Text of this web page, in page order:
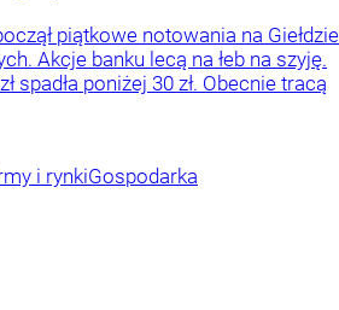
piątkowe notowania na Giełdzie
Akcje banku lecą na łeb na szyję.
spadła poniżej 30 zł. Obecnie tracą
i rynkiGospodarka